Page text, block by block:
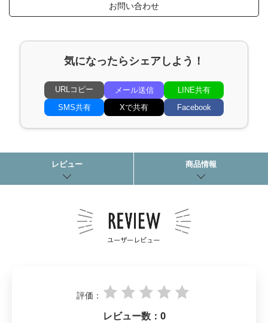
お問い合わせ
気になったらシェアしよう！
URLコピー メール送信
LINE共有
SMS共有
Xで共有 Facebook
レビュー 商品情報
評価：
レビュー数： 0